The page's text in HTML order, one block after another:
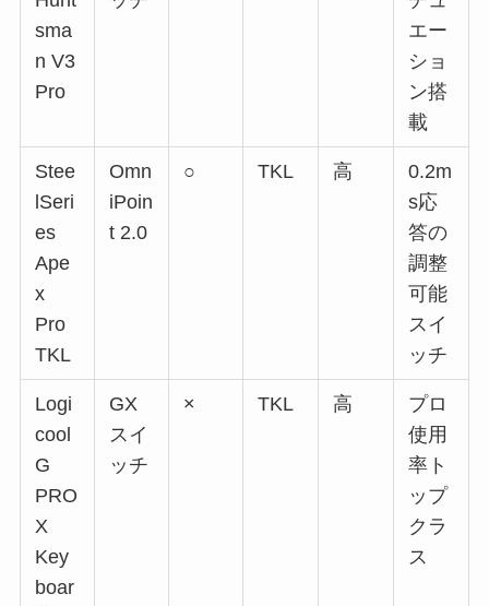
sma
n V3
Pro
エー
ショ
ン搭
載
Stee
lSeri
es
Ape
x
Pro
TKL
Omn
iPoin
t 2.0
○ TKL 高
0.2m
s応
答の
調整
可能
スイ
ッチ
Logi
cool
G
PRO
X
Key
boar
GX
スイ
ッチ
× TKL 高
プロ
使用
率ト
ップ
クラ
ス